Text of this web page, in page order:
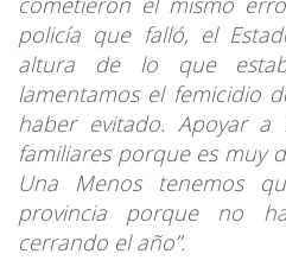
policía que falló, el
altura de lo que
lamentamos el femicidio
haber evitado. Apoyar
familiares porque es muy
Una Menos tenemos
provincia porque no
cerrando el año”.